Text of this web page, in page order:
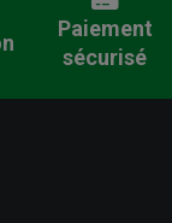
Paiement
sécurisé